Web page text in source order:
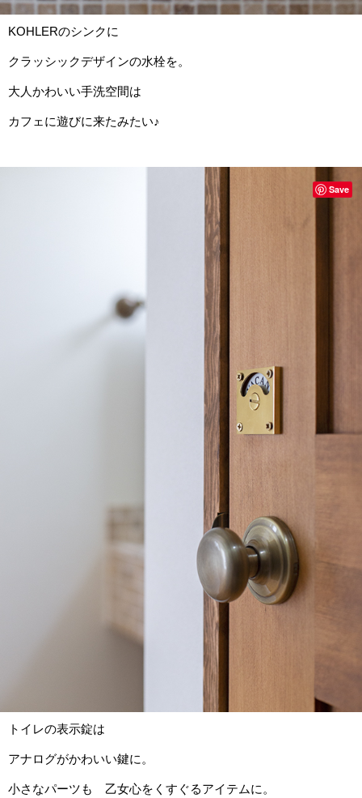
KOHLERのシンクに
クラッシックデザインの水栓を。
大人かわいい手洗空間は
カフェに遊びに来たみたい♪
トイレの表示錠は
アナログがかわいい鍵に。
小さなパーツも 乙女心をくすぐるアイテムに。
Save